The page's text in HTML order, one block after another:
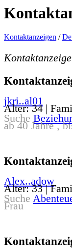
Kontaktanzeigen /
jkri..al01
Alter: 34 |
Suche
ab 40 Jahre ,
Alex..adow
Alter: 33 |
Suche
Frau